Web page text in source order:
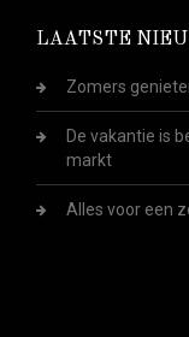
LAATSTE
Zomers
De vakantie is
markt
Alles voor een